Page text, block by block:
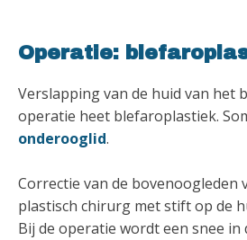
Operatie:
Verslapping van de huid van het
operatie heet blefaroplastiek.
onderooglid.
Correctie van de
plastisch chirurg met stift op de
Bij de operatie wordt een snee